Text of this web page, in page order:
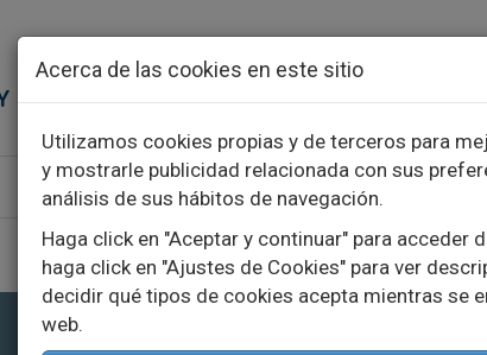
Acerca de las cookies en este sitio
Utilizamos cookies propias y de terceros para
y mostrarle publicidad relacionada con sus
análisis de sus hábitos de navegación.
Haga click en "Aceptar y continuar" para acceder
haga click en "Ajustes de Cookies" para ver
decidir qué tipos de cookies acepta mientras se
web.
PRODUCTOS INNOVACIÓN